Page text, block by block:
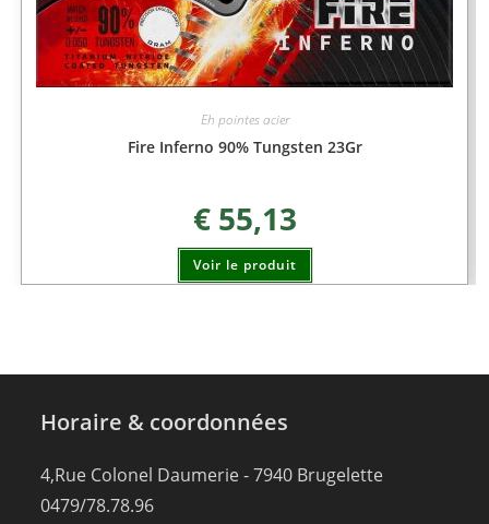
Eh pointes acier
Fire Inferno 90% Tungsten 23Gr
€55,13
Voir le produit
Horaire & coordonnées
4,Rue Colonel Daumerie - 7940 Brugelette
0479/78.78.96